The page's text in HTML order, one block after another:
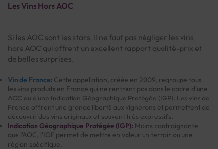
Les Vins Hors AOC
Si les AOC sont les stars, il ne faut pas négliger les vins
hors AOC qui offrent un excellent rapport qualité-prix et
de belles surprises.
Vin de France: Cette appellation, créée en 2009, regroupe tous
les vins produits en France qui ne rentrent pas dans le cadre d'une
AOC ou d'une Indication Géographique Protégée (IGP). Les vins de
France offrent une grande liberté aux vignerons et permettent de
découvrir des vins originaux et souvent très expressifs.
Indication Géographique Protégée (IGP): Moins contraignante
que l'AOC, l'IGP permet de mettre en valeur un terroir ou une
région spécifique.